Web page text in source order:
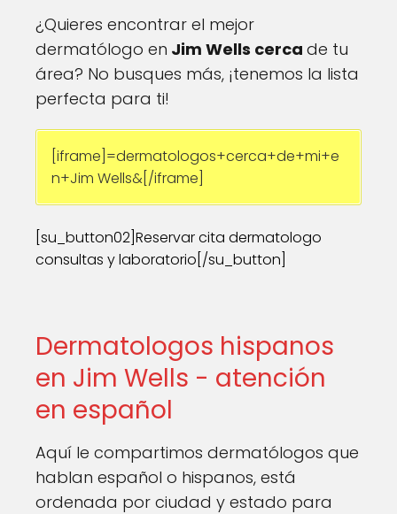
¿Quieres encontrar el mejor
dermatólogo en Jim Wells cerca de tu
área? No busques más, ¡tenemos la lista
perfecta para ti!
[iframe]=dermatologos+cerca+de+mi+e
n+Jim Wells&[/iframe]
[su_button02]Reservar cita dermatologo
consultas y laboratorio[/su_button]
Dermatologos hispanos
en Jim Wells - atención
en español
Aquí le compartimos dermatólogos que
hablan español o hispanos, está
ordenada por ciudad y estado para